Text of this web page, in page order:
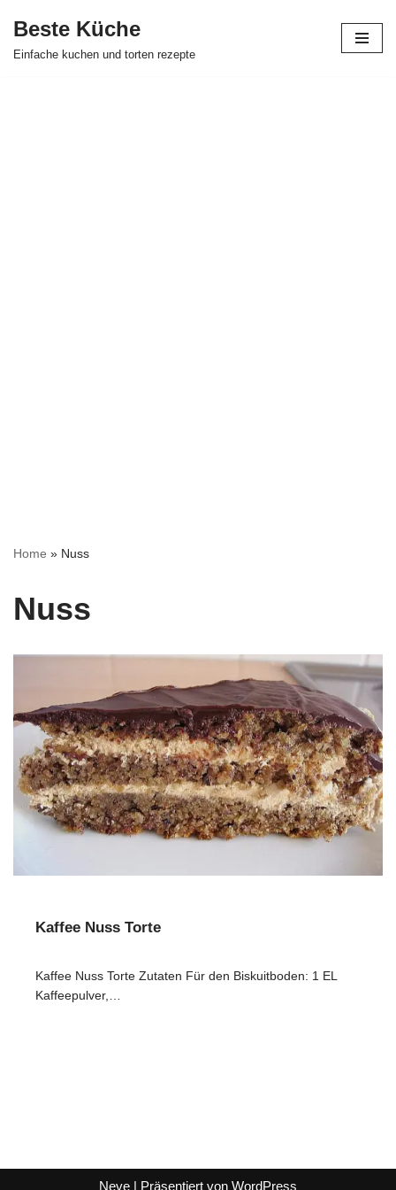
Zum
Beste Küche
Einfache kuchen und torten rezepte
Home » Nuss
Nuss
Kaffee Nuss Torte
Kaffee Nuss Torte Zutaten Für den Biskuitboden: 1 EL
Kaffeepulver,…
Neve | Präsentiert von WordPress